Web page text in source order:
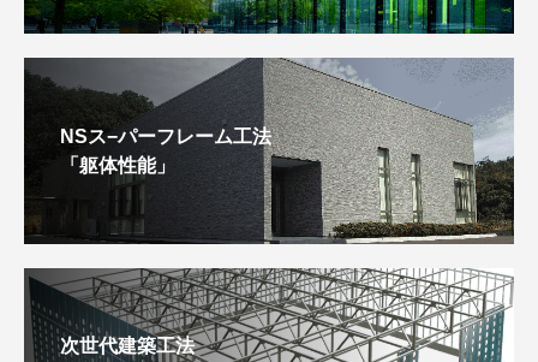
NSス−パーフレーム工法
「躯体性能」
次世代建築工法